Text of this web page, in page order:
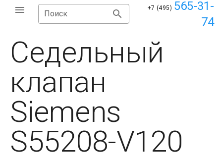
Поиск
+7 (495) 565-31-
74
Седельный
клапан
Siemens
S55208-V120